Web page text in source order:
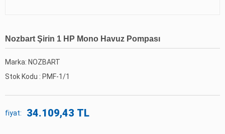
Nozbart Şirin 1 HP Mono Havuz Pompası
Marka: NOZBART
Stok Kodu : PMF-1/1
fiyat: 34.109,43 TL